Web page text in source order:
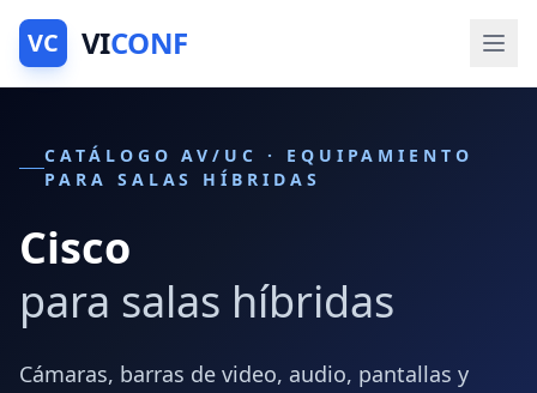
VC VICONF
CATÁLOGO AV/UC · EQUIPAMIENTO
PARA SALAS HÍBRIDAS
Cisco
para salas híbridas
Cámaras, barras de video, audio, pantallas y